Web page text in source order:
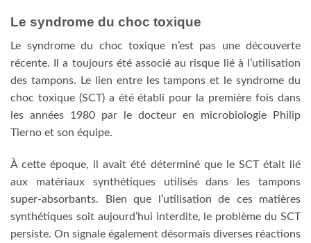
Le syndrome du choc toxique
Le syndrome du choc toxique n’est pas une découverte
récente. Il a toujours été associé au risque lié à l’utilisation
des tampons. Le lien entre les tampons et le syndrome du
choc toxique (SCT) a été établi pour la première fois dans
les années 1980 par le docteur en microbiologie Philip
Tierno et son équipe.
À cette époque, il avait été déterminé que le SCT était lié
aux matériaux synthétiques utilisés dans les tampons
super-absorbants. Bien que l’utilisation de ces matières
synthétiques soit aujourd’hui interdite, le problème du SCT
persiste. On signale également désormais diverses réactions